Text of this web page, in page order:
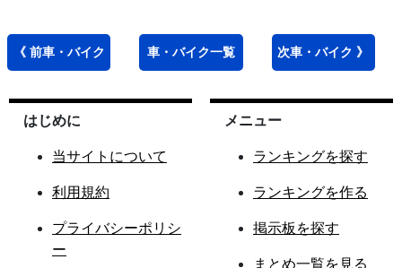
《 前車・バイク 車・バイク一覧 次車・バイク 》
はじめに
当サイトについて
利用規約
プライバシーポリシ
ー
メニュー
ランキングを探す
ランキングを作る
掲示板を探す
まとめ一覧を見る